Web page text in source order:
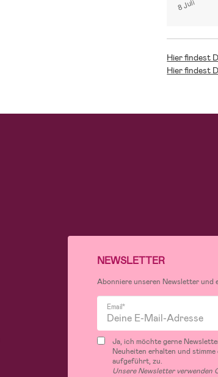
Hier findest
Hier findest
NEWSLETTER
Abonniere unseren Newsletter und
Email*
Ja, ich möchte gerne
Neuheiten erhalten und
aufgeführt, zu.
Unsere Newsletter verwenden